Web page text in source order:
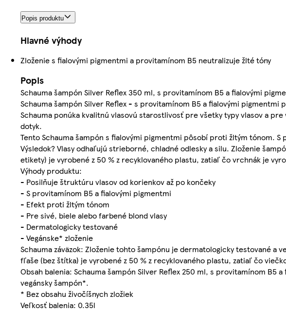
Popis produktu
Hlavné výhody
Zloženie s fialovými pigmentmi a provitamínom B5 neutralizuje žlté tóny
Popis
Schauma šampón Silver Reflex 350 ml, s provitamínom B5 a fialovými
Schauma šampón Silver Reflex - s provitamínom B5 a fialovými pigmentmi
Schauma ponúka kvalitnú vlasovú starostlivosť pre všetky typy vlasov a
dotyk.
Tento Schauma šampón s fialovými pigmentmi pôsobí proti žltým tónom.
Výsledok? Vlasy odhaľujú strieborné, chladné odlesky a silu. Zloženie
etikety) je vyrobené z 50 % z recyklovaného plastu, zatiaľ čo vrchnák je
Výhody produktu:
- Posilňuje štruktúru vlasov od korienkov až po končeky
- S provitamínom B5 a fialovými pigmentmi
- Efekt proti žltým tónom
- Pre sivé, biele alebo farbené blond vlasy
- Dermatologicky testované
- Vegánske* zloženie
Schauma záväzok: Zloženie tohto šampónu je dermatologicky testované a
fľaše (bez štítka) je vyrobené z 50 % z recyklovaného plastu, zatiaľ čo
Obsah balenia: Schauma šampón Silver Reflex 250 ml, s provitamínom
vegánsky šampón*.
* Bez obsahu živočíšnych zložiek
Veľkosť balenia: 0.35l